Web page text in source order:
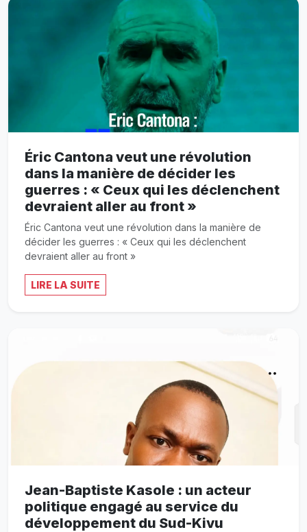
Éric Cantona veut une révolution
dans la manière de décider les
guerres : « Ceux qui les déclenchent
devraient aller au front »
Éric Cantona veut une révolution dans la manière de
décider les guerres : « Ceux qui les déclenchent
devraient aller au front »
LIRE LA SUITE
Jean-Baptiste Kasole : un acteur
politique engagé au service du
développement du Sud-Kivu